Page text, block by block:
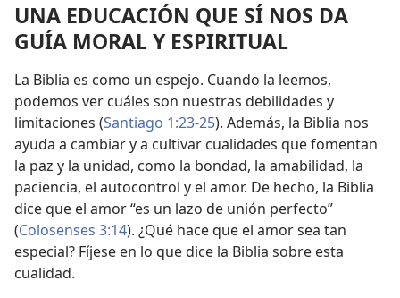
UNA EDUCACIÓN QUE SÍ NOS DA
GUÍA MORAL Y ESPIRITUAL
La Biblia es como un espejo. Cuando la leemos,
podemos ver cuáles son nuestras debilidades y
limitaciones (Santiago 1:23-25). Además, la Biblia nos
ayuda a cambiar y a cultivar cualidades que fomentan
la paz y la unidad, como la bondad, la amabilidad, la
paciencia, el autocontrol y el amor. De hecho, la Biblia
dice que el amor “es un lazo de unión perfecto”
(Colosenses 3:14). ¿Qué hace que el amor sea tan
especial? Fíjese en lo que dice la Biblia sobre esta
cualidad.